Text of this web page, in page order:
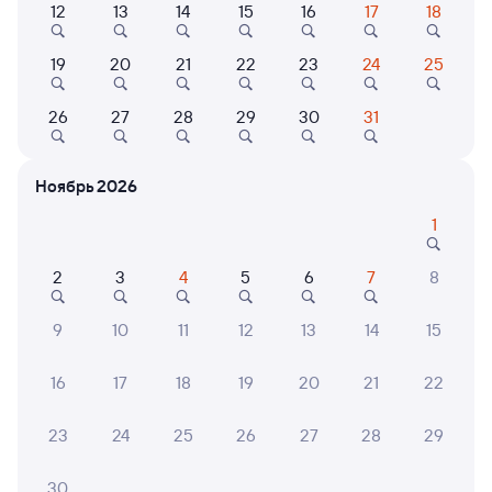
Найдём билет на поезд за вас
Даже если сейчас нет мест
Искать билеты
Путешественникам нравятся эти варианты
8,6
Солнечный День
1 ⁠200 ⁠₽
Сочи Парк Отель
15 ⁠400 ⁠₽
12 13 14 15 16 17 18
19 20 21 22 23 24 25
26 27 28 29 30 31
Ноябрь 2026
1
2 3 4 5 6 7 8
9 10 11 12 13 14 15
16 17 18 19 20 21 22
23 24 25 26 27 28 29